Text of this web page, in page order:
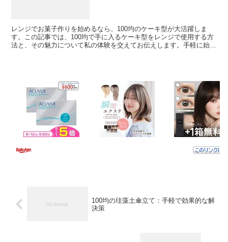
レンジでお菓子作りを始めるなら、100均のケーキ型が大活躍しま
す。この記事では、100均で手に入るケーキ型をレンジで使用する方
法と、その魅力について私の体験を交えてお伝えします。手軽に始め
100均の珪藻土傘立て：手軽で効果的な解
決策